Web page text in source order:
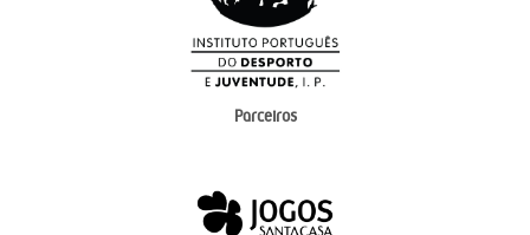
Parceiros